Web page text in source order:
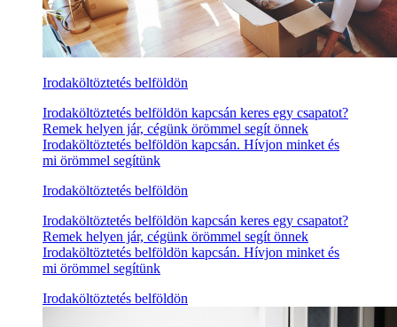
Irodaköltöztetés belföldön
Irodaköltöztetés belföldön kapcsán keres egy csapatot?
Remek helyen jár, cégünk örömmel segít önnek
Irodaköltöztetés belföldön kapcsán. Hívjon minket és
mi örömmel segítünk
Irodaköltöztetés belföldön
Irodaköltöztetés belföldön kapcsán keres egy csapatot?
Remek helyen jár, cégünk örömmel segít önnek
Irodaköltöztetés belföldön kapcsán. Hívjon minket és
mi örömmel segítünk
Irodaköltöztetés belföldön